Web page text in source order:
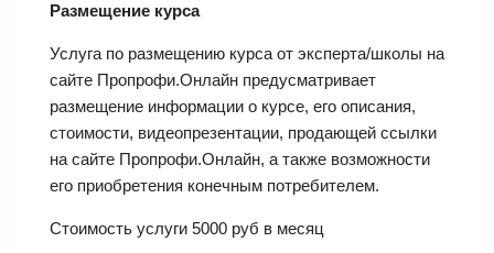
Размещение курса
Услуга по размещению курса от эксперта/школы на
сайте Пропрофи.Онлайн предусматривает
размещение информации о курсе, его описания,
стоимости, видеопрезентации, продающей ссылки
на сайте Пропрофи.Онлайн, а также возможности
его приобретения конечным потребителем.
Стоимость услуги 5000 руб в месяц